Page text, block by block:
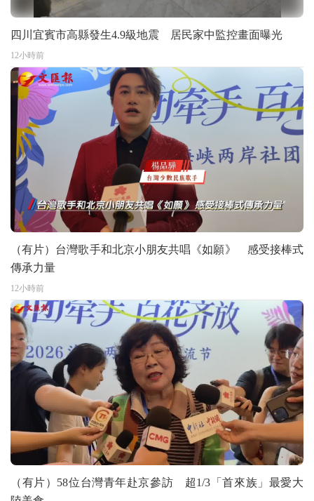
四川宜賓市高縣發生4.9級地震 居民家中監控畫面曝光
12小時前
（有片）台灣歌手和北京小朋友共唱《如願》 感受接棒式
傳承力量
12小時前
（有片）58位台灣青年赴京參訪 超1/3「首來族」最愛大